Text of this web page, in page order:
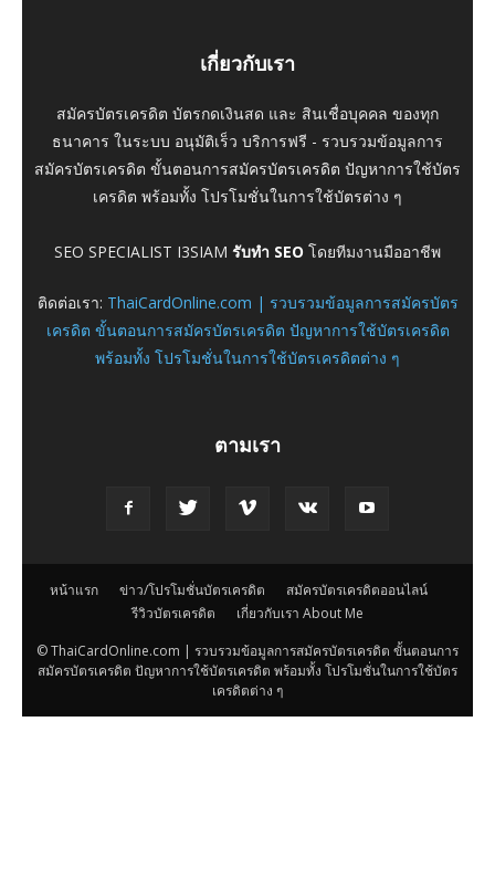
เกี่ยวกับเรา
สมัครบัตรเครดิต บัตรกดเงินสด และ สินเชื่อบุคคล ของทุก
ธนาคาร ในระบบ อนุมัติเร็ว บริการฟรี - รวบรวมข้อมูลการ
สมัครบัตรเครดิต ขั้นตอนการสมัครบัตรเครดิต ปัญหาการใช้บัตร
เครดิต พร้อมทั้ง โปรโมชั่นในการใช้บัตรต่าง ๆ
SEO SPECIALIST I3SIAM รับทำ SEO โดยทีมงานมืออาชีพ
ติดต่อเรา: ThaiCardOnline.com | รวบรวมข้อมูลการสมัครบัตร
เครดิต ขั้นตอนการสมัครบัตรเครดิต ปัญหาการใช้บัตรเครดิต
พร้อมทั้ง โปรโมชั่นในการใช้บัตรเครดิตต่าง ๆ
ตามเรา
หน้าแรก ข่าว/โปรโมชั่นบัตรเครดิต
สมัครบัตรเครดิตออนไลน์
รีวิวบัตรเครดิต
เกี่ยวกับเรา About Me
© ThaiCardOnline.com | รวบรวมข้อมูลการสมัครบัตรเครดิต ขั้นตอนการ
สมัครบัตรเครดิต ปัญหาการใช้บัตรเครดิต พร้อมทั้ง โปรโมชั่นในการใช้บัตร
เครดิตต่าง ๆ